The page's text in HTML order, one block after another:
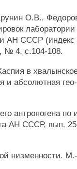
О.В.,
лаборатории
АН СССР
№ 4, с.104-108.
в
и абсолютная
антропогена по
АН СССР, вып.
низменности.